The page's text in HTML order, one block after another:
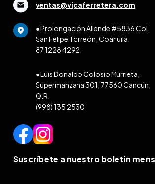
ventas@vigaferretera.com
● Prolongación Allende #5836 Col.
San Felipe Torreón, Coahuila.
87 1228 4292
● Luis Donaldo Colosio Murrieta,
Supermanzana 301, 77560 Cancún,
Q.R.
(998) 135 2530
Suscríbete a nuestro boletín